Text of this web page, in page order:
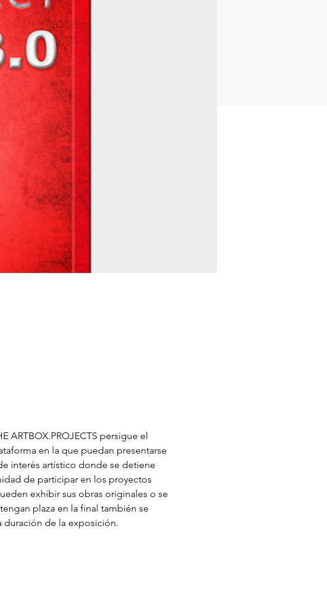
ARTBOX.PROJECTS persigue el
en la que puedan presentarse
interés artístico donde se detiene
de participar en los proyectos
exhibir sus obras originales o se
plaza en la final también se
duración de la exposición.